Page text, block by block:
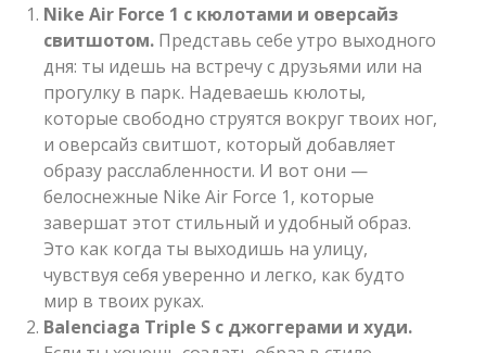
Nike Air Force 1 с кюлотами и оверсайз
свитшотом. Представь себе утро выходного
дня: ты идешь на встречу с друзьями или на
прогулку в парк. Надеваешь кюлоты,
которые свободно струятся вокруг твоих ног,
и оверсайз свитшот, который добавляет
образу расслабленности. И вот они —
белоснежные Nike Air Force 1, которые
завершат этот стильный и удобный образ.
Это как когда ты выходишь на улицу,
чувствуя себя уверенно и легко, как будто
мир в твоих руках.
Balenciaga Triple S с джоггерами и худи.